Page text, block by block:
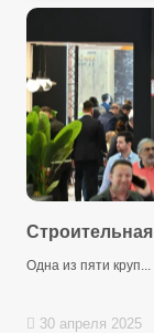
точкой
Одна из пяти круп...
30 апреля 2025